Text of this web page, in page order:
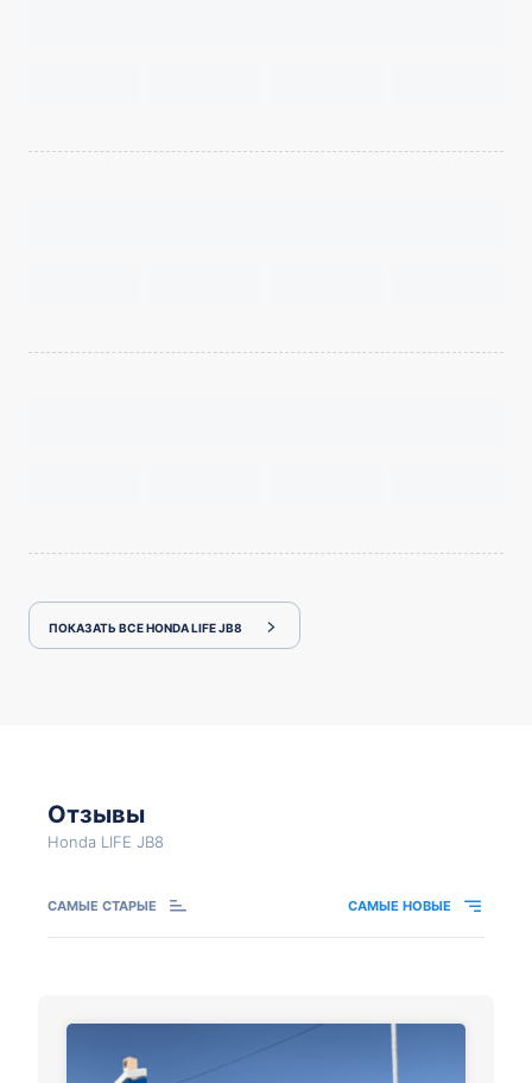
ПОКАЗАТЬ ВСЕ HONDA LIFE JB8
Отзывы
Honda LIFE JB8
САМЫЕ СТАРЫЕ САМЫЕ НОВЫЕ